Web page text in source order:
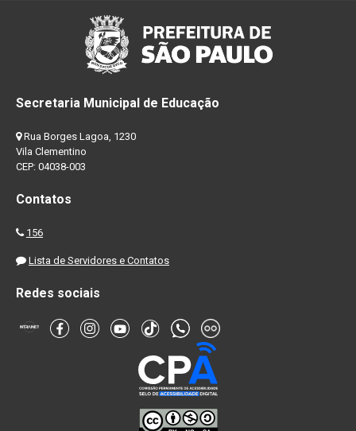
Secretaria Municipal de Educação
Rua Borges Lagoa, 1230
Vila Clementino
CEP: 04038-003
Contatos
156
Lista de Servidores e Contatos
Redes sociais